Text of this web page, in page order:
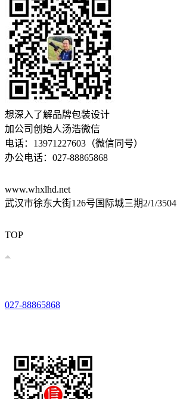
想深入了解品牌包装设计
加公司创始人汤浩微信
电话：13971227603（微信同号）
办公电话：027-88865868
www.whxlhd.net
武汉市徐东大街126号国际城三期2/1/3504
TOP
027-88865868